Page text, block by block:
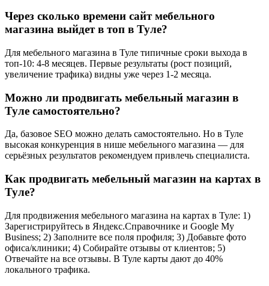
Через сколько времени сайт мебельного
магазина выйдет в топ в Туле?
Для мебельного магазина в Туле типичные сроки выхода в
топ-10: 4-8 месяцев. Первые результаты (рост позиций,
увеличение трафика) видны уже через 1-2 месяца.
Можно ли продвигать мебельный магазин в
Туле самостоятельно?
Да, базовое SEO можно делать самостоятельно. Но в Туле
высокая конкуренция в нише мебельного магазина — для
серьёзных результатов рекомендуем привлечь специалиста.
Как продвигать мебельный магазин на картах в
Туле?
Для продвижения мебельного магазина на картах в Туле: 1)
Зарегистрируйтесь в Яндекс.Справочнике и Google My
Business; 2) Заполните все поля профиля; 3) Добавьте фото
офиса/клиники; 4) Собирайте отзывы от клиентов; 5)
Отвечайте на все отзывы. В Туле карты дают до 40%
локального трафика.